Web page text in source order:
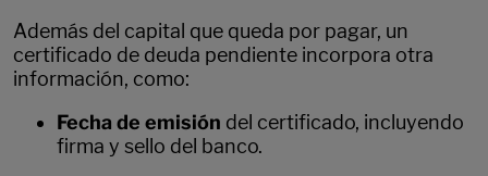
Además del capital que queda por pagar, un
certificado de deuda pendiente incorpora otra
información, como:
Fecha de emisión del certificado, incluyendo
firma y sello del banco.